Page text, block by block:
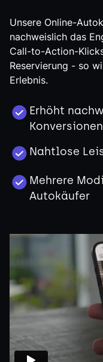
Unsere Online-
nachweislich das
Call-to-Action-
Reservierung - so
Erlebnis.
Erhöht
Konversionen
Nahtlose
Mehrere
Autokäufer